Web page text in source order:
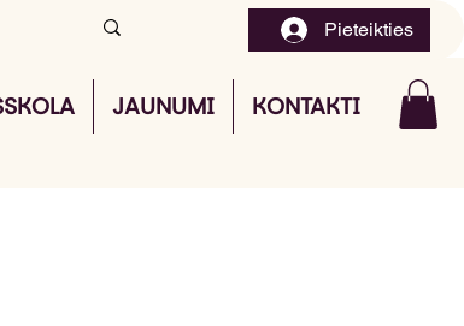
JAUNUMI KONTAKTI
Pieteikties